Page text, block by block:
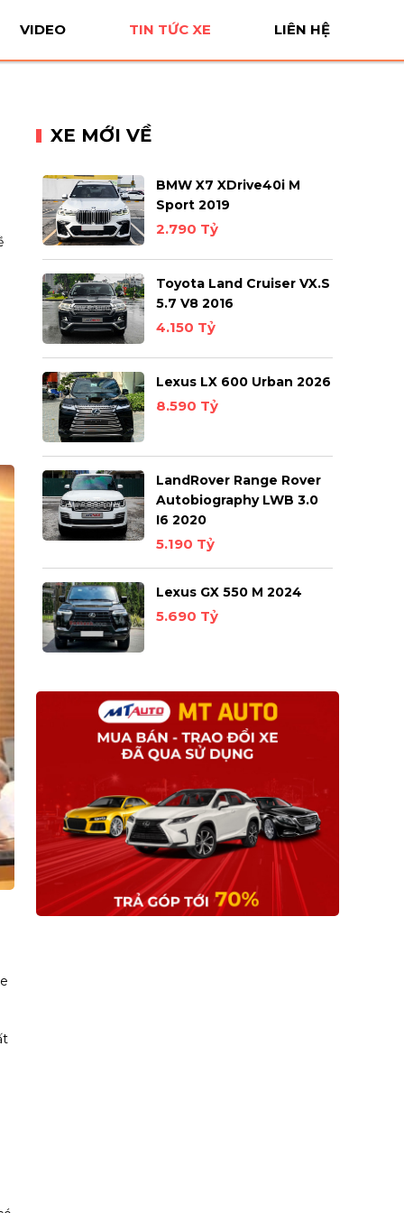
VIDEO TIN TỨC XE LIÊN HỆ
XE MỚI VỀ
BMW X7 XDrive40i M
Sport 2019
2.790 Tỷ
Toyota Land Cruiser VX.S
5.7 V8 2016
4.150 Tỷ
Lexus LX 600 Urban 2026
8.590 Tỷ
LandRover Range Rover
Autobiography LWB 3.0
I6 2020
5.190 Tỷ
Lexus GX 550 M 2024
5.690 Tỷ